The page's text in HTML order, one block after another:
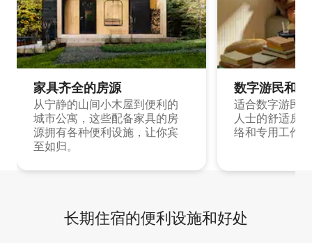
家具齐全的房源
从宁静的山间小木屋到便利的
城市公寓，这些配备家具的房
源拥有各种便利设施，让你宾
至如归。
数字游民和
适合数字游民
人士的舒适房
络和专用工作
长期住宿的便利设施和好处